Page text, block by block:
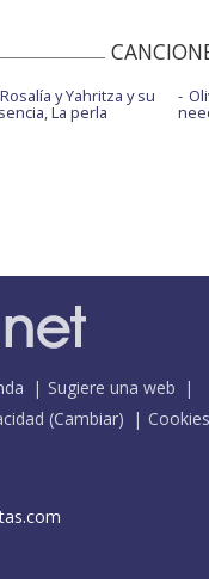
Rosalía y Yahritza y su
La perla
Sugiere una web
(Cambiar)
Cookies